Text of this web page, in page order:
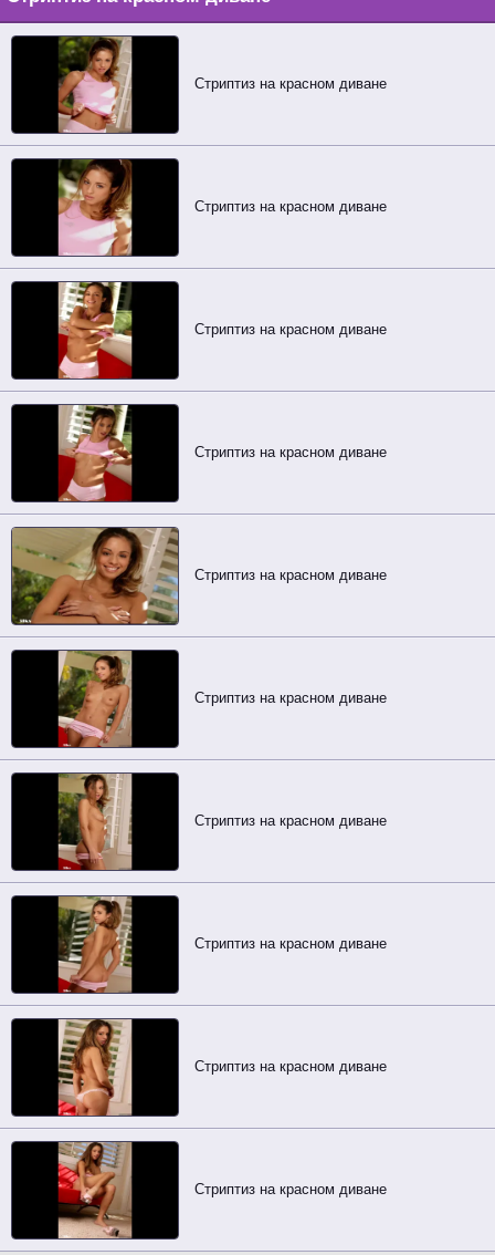
Стриптиз на красном диване
Стриптиз на красном диване
Стриптиз на красном диване
Стриптиз на красном диване
Стриптиз на красном диване
Стриптиз на красном диване
Стриптиз на красном диване
Стриптиз на красном диване
Стриптиз на красном диване
Стриптиз на красном диване